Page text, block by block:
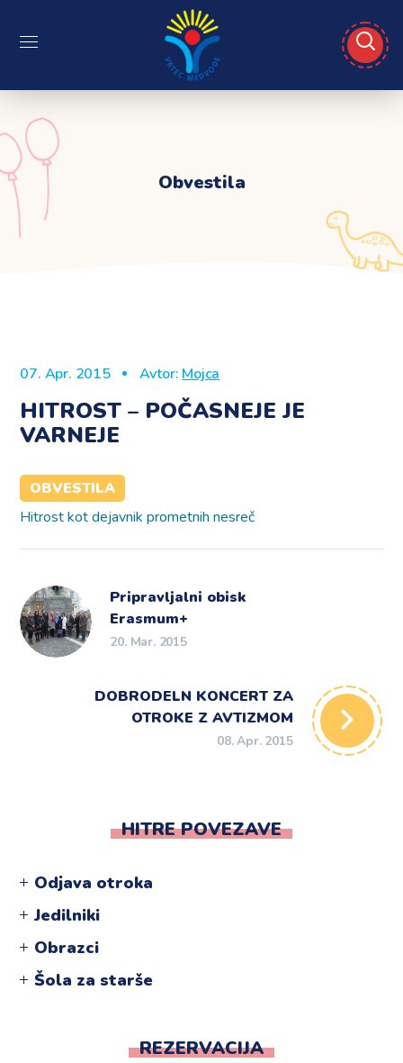
Obvestila
07. Apr. 2015 Avtor: Mojca
HITROST – POČASNEJE JE
VARNEJE
OBVESTILA
Hitrost kot dejavnik prometnih nesreč
Pripravljalni obisk
Erasmum+
20. Mar. 2015
DOBRODELN KONCERT ZA
OTROKE Z AVTIZMOM
08. Apr. 2015
HITRE POVEZAVE
Odjava otroka
Jedilniki
Obrazci
Šola za starše
REZERVACIJA